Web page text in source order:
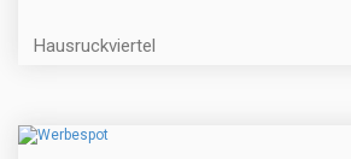
Hausruckviertel